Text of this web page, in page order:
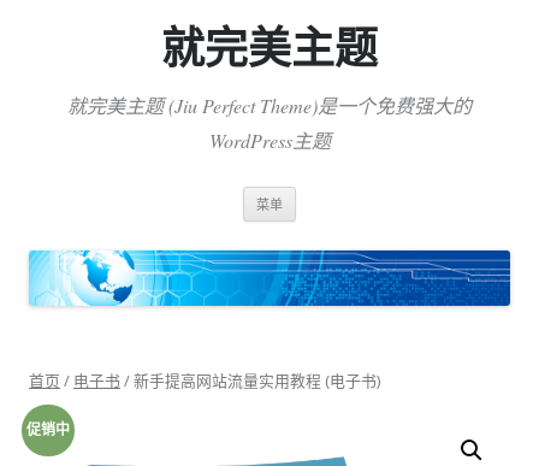
就完美主题
就完美主题 (Jiu Perfect Theme)是一个免费强大的
WordPress主题
菜单
文
首页 / 电子书 / 新手提高网站流量实用教程 (电子书)
促销中